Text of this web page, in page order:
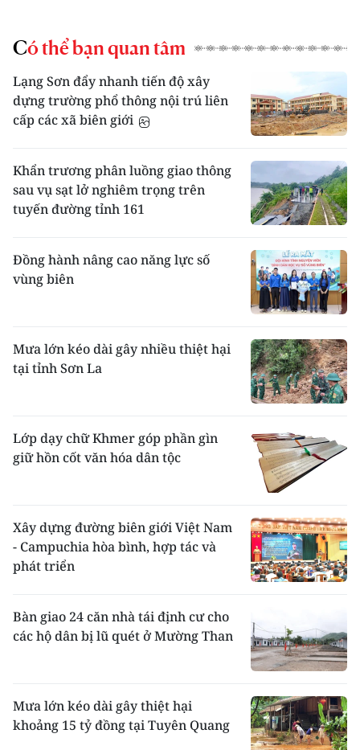
Có thể bạn quan tâm
Lạng Sơn đẩy nhanh tiến độ xây
dựng trường phổ thông nội trú liên
cấp các xã biên giới
Khẩn trương phân luồng giao thông
sau vụ sạt lở nghiêm trọng trên
tuyến đường tỉnh 161
Đồng hành nâng cao năng lực số
vùng biên
Mưa lớn kéo dài gây nhiều thiệt hại
tại tỉnh Sơn La
Lớp dạy chữ Khmer góp phần gìn
giữ hồn cốt văn hóa dân tộc
Xây dựng đường biên giới Việt Nam
- Campuchia hòa bình, hợp tác và
phát triển
Bàn giao 24 căn nhà tái định cư cho
các hộ dân bị lũ quét ở Mường Than
Mưa lớn kéo dài gây thiệt hại
khoảng 15 tỷ đồng tại Tuyên Quang